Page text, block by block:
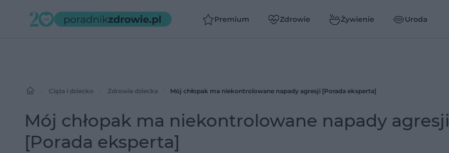
Premium Zdrowie Żywienie Uroda
Ciąża i dziecko Zdrowie dziecka Mój chłopak ma niekontrolowane napady agresji [Porada eksperta]
Mój chłopak ma niekontrolowane napady agresji
[Porada eksperta]